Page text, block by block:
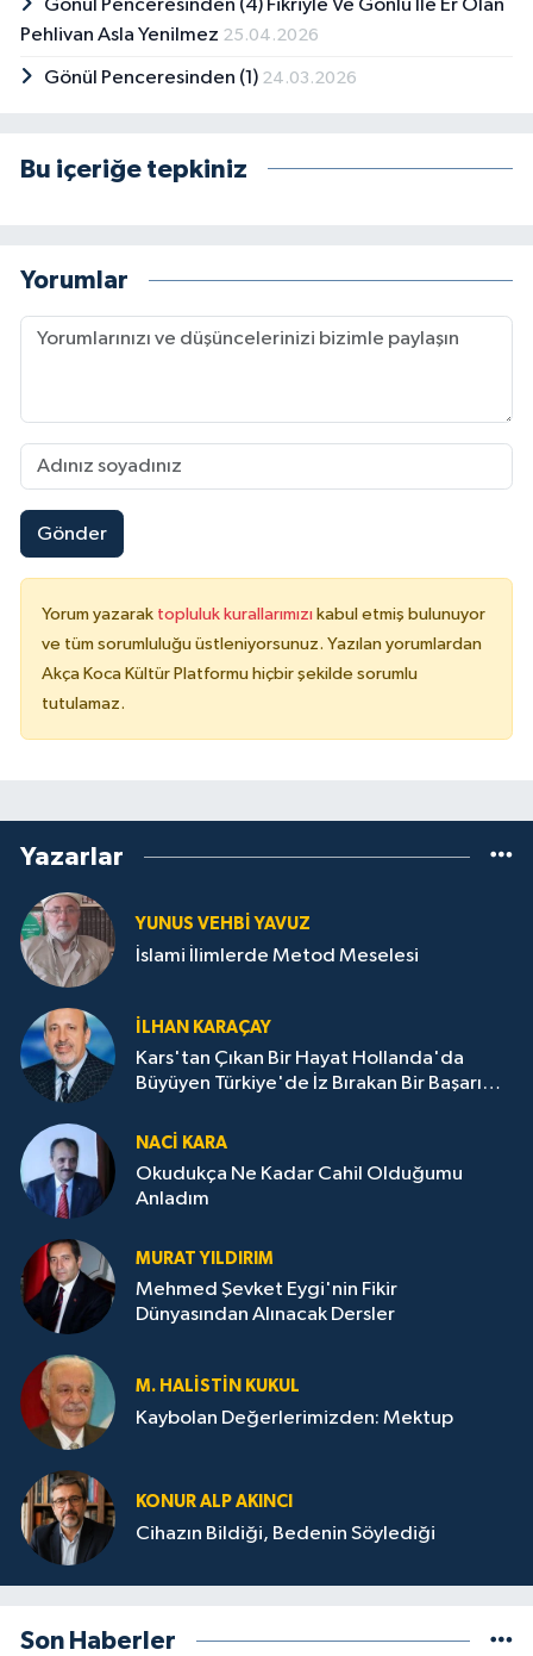
Gönül Penceresinden (4) Fikriyle Ve Gönlü İle Er Olan
Pehlivan Asla Yenilmez 25.04.2026
Gönül Penceresinden (1) 24.03.2026
Bu içeriğe tepkiniz
Yorumlar
Gönder
Yorum yazarak topluluk kurallarımızı kabul etmiş bulunuyor
ve tüm sorumluluğu üstleniyorsunuz. Yazılan yorumlardan
Akça Koca Kültür Platformu hiçbir şekilde sorumlu
tutulamaz.
Yazarlar
YUNUS VEHBI YAVUZ
İslami İlimlerde Metod Meselesi
İLHAN KARAÇAY
Kars'tan Çıkan Bir Hayat Hollanda'da
Büyüyen Türkiye'de İz Bırakan Bir Başarı
NACI KARA
Okudukça Ne Kadar Cahil Olduğumu
Anladım
MURAT YILDIRIM
Mehmed Şevket Eygi'nin Fikir
Dünyasından Alınacak Dersler
M. HALISTIN KUKUL
Kaybolan Değerlerimizden: Mektup
KONUR ALP AKINCI
Cihazın Bildiği, Bedenin Söylediği
Son Haberler